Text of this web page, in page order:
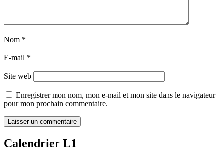
Nom *
E-mail *
Site web
Enregistrer mon nom, mon e-mail et mon site dans le navigateur
pour mon prochain commentaire.
Calendrier L1